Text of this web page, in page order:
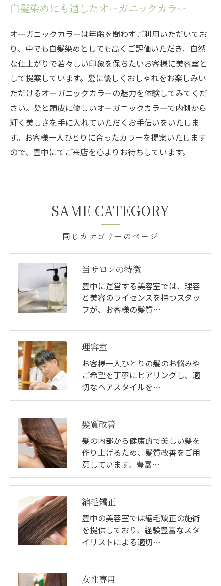
白髪染めにも適したオーガニックカラー
オーガニックカラーは年齢を問わずご利用いただいてお
り、中でも白髪染めとしても高くご評価いただき、自然
な仕上がりで若々しい印象を保ちたいお客様に美容室と
して提案しています。髪に優しくおしゃれをお楽しみい
ただけるオーガニックカラーの魅力を体験してみてくだ
さい。髪と頭皮に優しいオーガニックカラーで内側から
輝く美しさを手に入れていただくお手伝いをいたしま
す。お客様一人ひとりに合ったカラーを提案いたします
ので、豊中にてご来店を心よりお待ちしています。
同じカテゴリーのページ
SAME CATEGORY
当サロンの特徴
豊中に運営する美容室では、理容
と美容のライセンスを持つスタッ
フが、お客様の髪質…
理容室
お客様一人ひとりの髪のお悩みや
ご希望を丁寧にヒアリングし、適
切なヘアスタイルを…
髪質改善
髪の内部から健康的で美しい髪を
作り上げるため、髪質改善をご用
意しています。豊富…
縮毛矯正
豊中の美容室では縮毛矯正の施術
を提供しており、経験豊富なスタ
イリストによる適切…
女性専用